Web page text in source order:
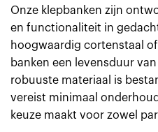
Onze klepbanken zijn
en functionaliteit in
hoogwaardig cortenstaal
banken een levensduur
robuuste materiaal is
vereist minimaal
keuze maakt voor zowel